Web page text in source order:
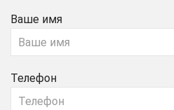
Ваше имя
Телефон